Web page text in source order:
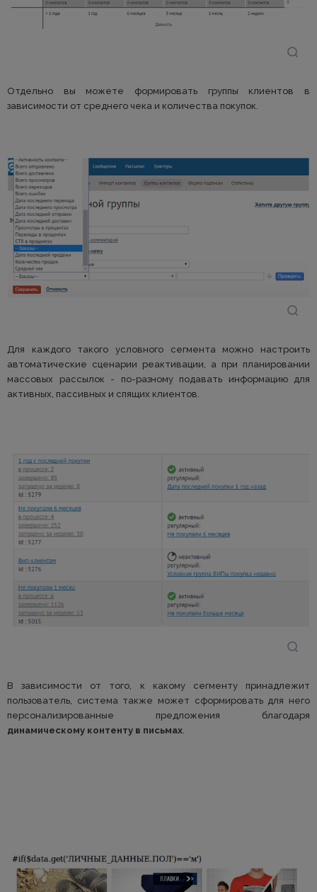
Отдельно вы можете формировать группы клиентов в
зависимости от среднего чека и количества покупок.
Для каждого такого условного сегмента можно настроить
автоматические сценарии реактивации, а при планировании
массовых рассылок - по-разному подавать информацию для
активных, пассивных и спящих клиентов.
В зависимости от того, к какому сегменту принадлежит
пользователь, система также может сформировать для него
персонализированные предложения благодаря
динамическому контенту в письмах.